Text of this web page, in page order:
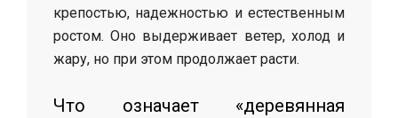
крепостью, надежностью и естественным
ростом. Оно выдерживает ветер, холод и
жару, но при этом продолжает расти.
Что означает «деревянная